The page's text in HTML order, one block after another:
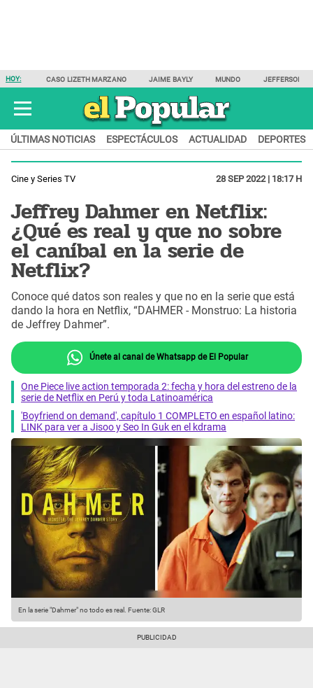
HOY: CASO LIZETH MARZANO JAIME BAYLY MUNDO JEFFERSON
ÚLTIMAS NOTICIAS ESPECTÁCULOS ACTUALIDAD DEPORTES
Cine y Series TV 28 SEP 2022 | 18:17 H
Jeffrey Dahmer en Netflix:
¿Qué es real y que no sobre
el caníbal en la serie de
Netflix?
Conoce qué datos son reales y que no en la serie que está
dando la hora en Netflix, “DAHMER - Monstruo: La historia
de Jeffrey Dahmer”.
Únete al canal de Whatsapp de El Popular
One Piece live action temporada 2: fecha y hora del estreno de la
serie de Netflix en Perú y toda Latinoamérica
'Boyfriend on demand', capítulo 1 COMPLETO en español latino:
LINK para ver a Jisoo y Seo In Guk en el kdrama
En la serie "Dahmer" no todo es real. Fuente: GLR